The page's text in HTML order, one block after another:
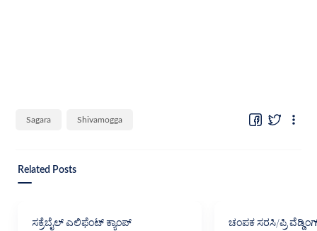
Sagara Shivamogga
Related Posts
ಸಕ್ರೆಬೈಲ್ ಎಲಿಫೆಂಟ್ ಕ್ಯಾಂಪ್ ಚಂಪಕ ಸರಸಿ/ಪ್ರಿ